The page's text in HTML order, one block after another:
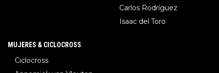
Carlos Rodríguez
Isaac del Toro
MUJERES & CICLOCROSS
Ciclocross